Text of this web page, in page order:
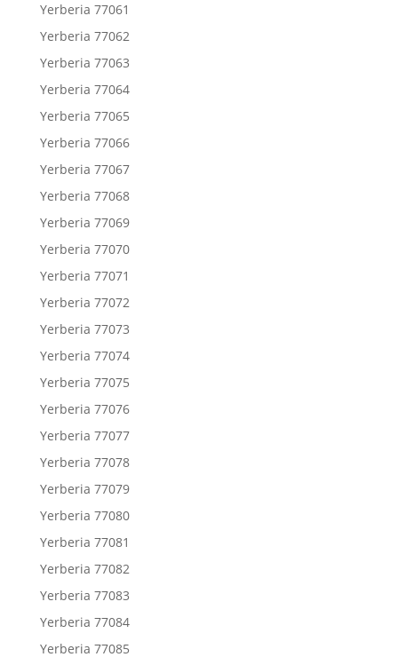
Yerberia 77061
Yerberia 77062
Yerberia 77063
Yerberia 77064
Yerberia 77065
Yerberia 77066
Yerberia 77067
Yerberia 77068
Yerberia 77069
Yerberia 77070
Yerberia 77071
Yerberia 77072
Yerberia 77073
Yerberia 77074
Yerberia 77075
Yerberia 77076
Yerberia 77077
Yerberia 77078
Yerberia 77079
Yerberia 77080
Yerberia 77081
Yerberia 77082
Yerberia 77083
Yerberia 77084
Yerberia 77085